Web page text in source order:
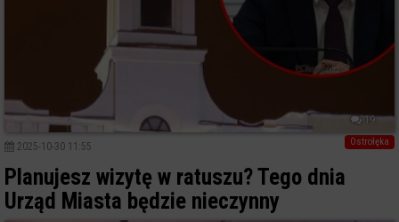
19
Ostrołęka
2025-10-30 11:55
Planujesz wizytę w ratuszu? Tego dnia
Urząd Miasta będzie nieczynny